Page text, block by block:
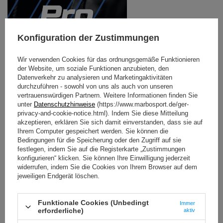
Professional Line - Geräte für den gewerblichen
Einsatz
Das Beste, was einem echten Bodybuilder passieren kann
- die Marbo Professional Serie.
Die Geräte dieser Linie verfügen über eine
Konformitätserklärung nach der Norm PN-EN 957-4:2007
und können in kommerziellen und öffentlichen
Vergnügen, an den besten Geräten auf dem Markt zu
trainieren! Klasse: S - Geräte für die gewerbliche Nutzung.
Um die Sicherheit Ihrer Kunden zu gewährleisten, wurden
Konfiguration der Zustimmungen
Wir verwenden Cookies für das ordnungsgemäße Funktionieren
der Website, um soziale Funktionen anzubieten, den
Datenverkehr zu analysieren und Marketingaktivitäten
durchzuführen - sowohl von uns als auch von unseren
vertrauenswürdigen Partnern. Weitere Informationen finden Sie
unter Datenschutzhinweise (https://www.marbosport.de/ger-
privacy-and-cookie-notice.html). Indem Sie diese Mitteilung
akzeptieren, erklären Sie sich damit einverstanden, dass sie auf
Ihrem Computer gespeichert werden. Sie können die
Bedingungen für die Speicherung oder den Zugriff auf sie
festlegen, indem Sie auf die Registerkarte „Zustimmungen
konfigurieren“ klicken. Sie können Ihre Einwilligung jederzeit
widerrufen, indem Sie die Cookies von Ihrem Browser auf dem
jeweiligen Endgerät löschen.
Funktionale Cookies (Unbedingt
erforderliche)
Immer
aktiv